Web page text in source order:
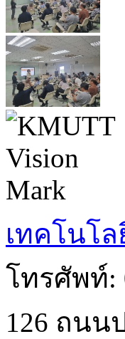
เทคโนโ
โทรศัพท์:
126 ถนน